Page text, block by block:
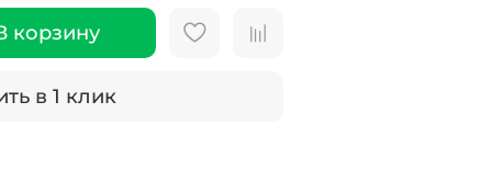
корзину
в 1 клик